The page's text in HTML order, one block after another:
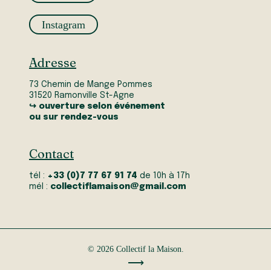
Instagram
Adresse
73 Chemin de Mange Pommes
31520 Ramonville St-Agne
↪ ouverture selon événement
ou sur rendez-vous
Contact
tél : +33 (0)7 77 67 91 74 de 10h à 17h
mél : collectiflamaison@gmail.com
© 2026 Collectif la Maison.
⟶